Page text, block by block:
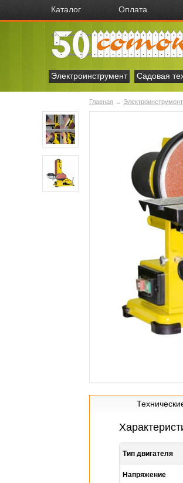
Каталог Оплата
Электроинструмент
Садовая
Главная → Электроинструмент
Тип двигателя
Напряжение